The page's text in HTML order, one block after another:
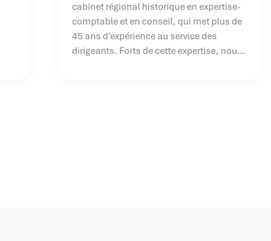
cabinet régional historique en expertise-
comptable et en conseil, qui met plus de
45 ans d’expérience au service des
dirigeants. Forts de cette expertise, nous